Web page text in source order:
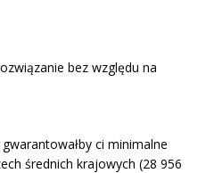
bez względu na
ci minimalne
średnich krajowych (28 956